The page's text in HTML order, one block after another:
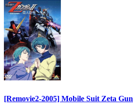
[Removie2-2005] Mobile Suit Zeta